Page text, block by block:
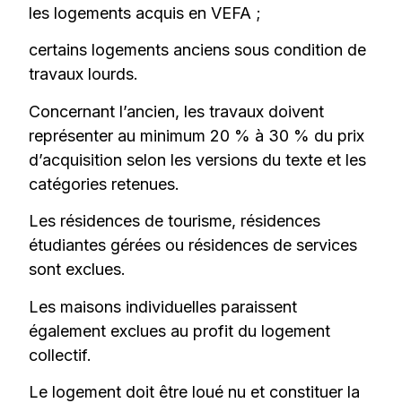
les logements acquis en VEFA ;
certains logements anciens sous condition de
travaux lourds.
Concernant l’ancien, les travaux doivent
représenter au minimum 20 % à 30 % du prix
d’acquisition selon les versions du texte et les
catégories retenues.
Les résidences de tourisme, résidences
étudiantes gérées ou résidences de services
sont exclues.
Les maisons individuelles paraissent
également exclues au profit du logement
collectif.
Le logement doit être loué nu et constituer la